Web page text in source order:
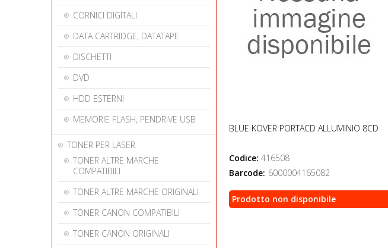
CORNICI DIGITALI
DATA CARTRIDGE, DATATAPE
DISCHETTI
DVD
HDD ESTERNI
MEMORIE FLASH, PENDRIVE USB
TONER PER LASER
TONER ALTRE MARCHE
COMPATIBILI
TONER ALTRE MARCHE ORIGINALI
TONER CANON COMPATIBILI
TONER CANON ORIGINALI
BLUE KOVER PORTACD ALLUMINIO 8CD
Codice: 416508
Barcode: 6000004165082
Prodotto non disponibile